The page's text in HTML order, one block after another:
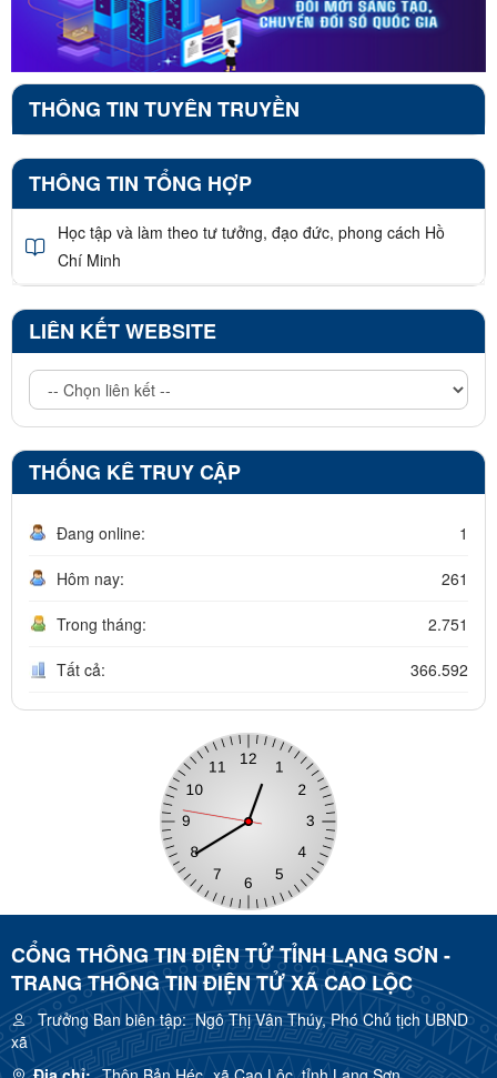
THÔNG TIN TUYÊN TRUYỀN
THÔNG TIN TỔNG HỢP
Học tập và làm theo tư tưởng, đạo đức, phong cách Hồ
Chí Minh
LIÊN KẾT WEBSITE
THỐNG KÊ TRUY CẬP
Đang online: 1
Hôm nay: 261
Trong tháng: 2.751
Tất cả: 366.592
CỔNG THÔNG TIN ĐIỆN TỬ TỈNH LẠNG SƠN -
TRANG THÔNG TIN ĐIỆN TỬ XÃ CAO LỘC
Trưởng Ban biên tập:Ngô Thị Vân Thúy, Phó Chủ tịch UBND
xã